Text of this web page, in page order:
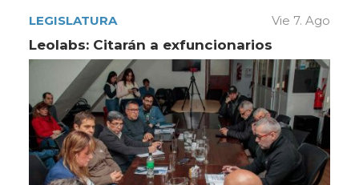
LEGISLATURA Vie 7. Ago
Leolabs: Citarán a exfuncionarios